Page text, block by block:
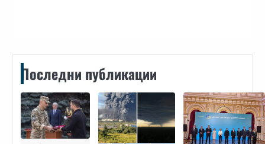
Последни публикации